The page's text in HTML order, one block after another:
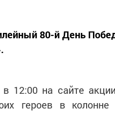
80-й День
в 12:00 на сайте
героев в